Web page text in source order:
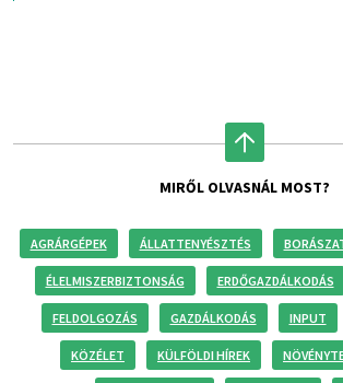
MIRŐL OLVASNÁL MOST?
AGRÁRGÉPEK ÁLLATTENYÉSZTÉS
ÉLELMISZERBIZTONSÁG ERDŐGAZDÁLKODÁS
FELDOLGOZÁS GAZDÁLKODÁS INPUT
KÖZÉLET KÜLFÖLDI HÍREK